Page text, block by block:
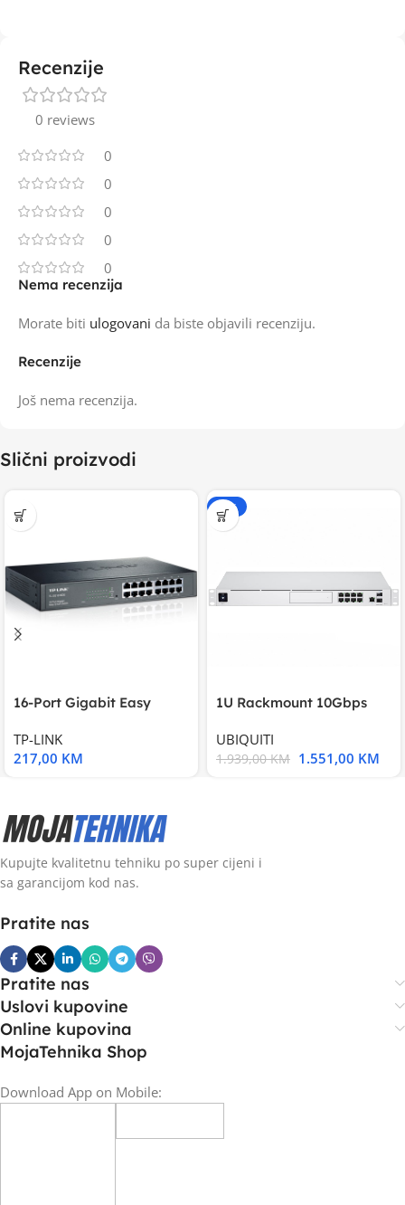
Recenzije
0 reviews
0
0
0
0
0
Recenzije
Još nema recenzija.
Nema recenzija
Morate biti ulogovani da biste objavili recenziju.
Slični proizvodi
16-Port Gigabit Easy
TP-LINK
217,00 KM
-20%
1U Rackmount 10Gbps
UBIQUITI
1.939,00KM 1.551,00 KM
Kupujte kvalitetnu tehniku po super cijeni i
sa garancijom kod nas.
Pratite nas
Pratite nas
Uslovi kupovine
Online kupovina
MojaTehnika Shop
Download App on Mobile: